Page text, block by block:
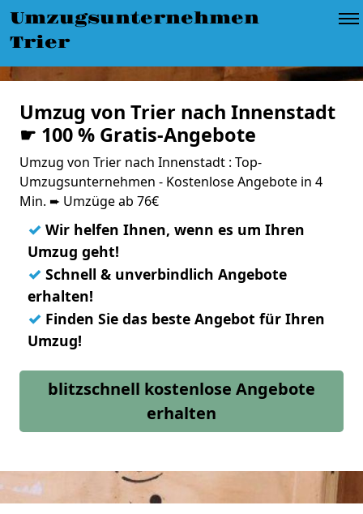
Umzugsunternehmen
Trier
Umzug von Trier nach Innenstadt
☛ 100 % Gratis-Angebote
Umzug von Trier nach Innenstadt : Top-
Umzugsunternehmen - Kostenlose Angebote in 4
Min. ➨ Umzüge ab 76€
✓ Wir helfen Ihnen, wenn es um Ihren
Umzug geht!
✓ Schnell & unverbindlich Angebote
erhalten!
✓ Finden Sie das beste Angebot für Ihren
Umzug!
blitzschnell kostenlose Angebote
erhalten